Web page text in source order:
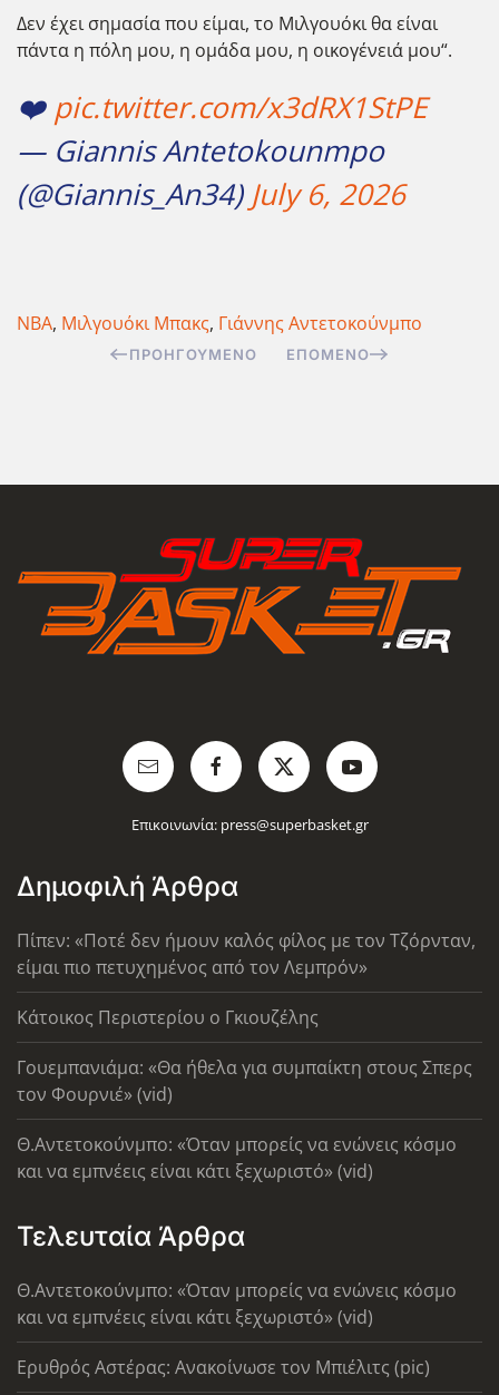
Δεν έχει σημασία που είμαι, το Μιλγουόκι θα είναι
πάντα η πόλη μου, η ομάδα μου, η οικογένειά μου“.
❤️ pic.twitter.com/x3dRX1StPE
— Giannis Antetokounmpo
(@Giannis_An34) July 6, 2026
NBA, Μιλγουόκι Μπακς, Γιάννης Αντετοκούνμπο
ΠΡΟΗΓΟΎΜΕΝΟ ΕΠΌΜΕΝΟ
Επικοινωνία: press@superbasket.gr
Δημοφιλή Άρθρα
Πίπεν: «Ποτέ δεν ήμουν καλός φίλος με τον Τζόρνταν,
είμαι πιο πετυχημένος από τον Λεμπρόν»
Κάτοικος Περιστερίου ο Γκιουζέλης
Γουεμπανιάμα: «Θα ήθελα για συμπαίκτη στους Σπερς
τον Φουρνιέ» (vid)
Θ.Αντετοκούνμπο: «Όταν μπορείς να ενώνεις κόσμο
και να εμπνέεις είναι κάτι ξεχωριστό» (vid)
Τελευταία Άρθρα
Θ.Αντετοκούνμπο: «Όταν μπορείς να ενώνεις κόσμο
και να εμπνέεις είναι κάτι ξεχωριστό» (vid)
Ερυθρός Αστέρας: Ανακοίνωσε τον Μπιέλιτς (pic)